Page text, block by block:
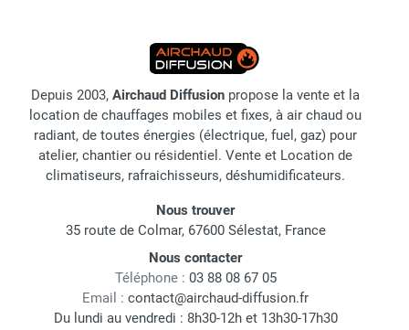
Depuis 2003, Airchaud Diffusion propose la vente et la
location de chauffages mobiles et fixes, à air chaud ou
radiant, de toutes énergies (électrique, fuel, gaz) pour
atelier, chantier ou résidentiel. Vente et Location de
climatiseurs, rafraichisseurs, déshumidificateurs.
Nous trouver
35 route de Colmar, 67600 Sélestat, France
Nous contacter
Téléphone : 03 88 08 67 05
Email : contact@airchaud-diffusion.fr
Du lundi au vendredi : 8h30-12h et 13h30-17h30